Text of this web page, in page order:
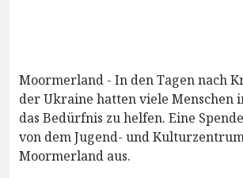
Moormerland - In den Tagen nach
der Ukraine hatten viele Menschen
das Bedürfnis zu helfen. Eine
von dem Jugend- und
Moormerland aus.